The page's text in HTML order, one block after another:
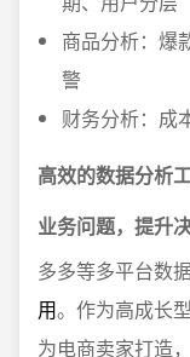
商品分析：爆
警
财务分析：成
高效的数据分析
业务问题，提升
多多等多平台数
用。作为高成长
为电商卖家打造